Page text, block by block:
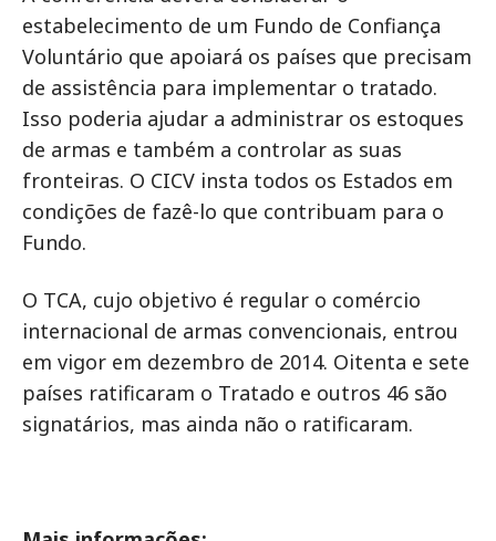
estabelecimento de um Fundo de Confiança
Voluntário que apoiará os países que precisam
de assistência para implementar o tratado.
Isso poderia ajudar a administrar os estoques
de armas e também a controlar as suas
fronteiras. O CICV insta todos os Estados em
condições de fazê-lo que contribuam para o
Fundo.
O TCA, cujo objetivo é regular o comércio
internacional de armas convencionais, entrou
em vigor em dezembro de 2014. Oitenta e sete
países ratificaram o Tratado e outros 46 são
signatários, mas ainda não o ratificaram.